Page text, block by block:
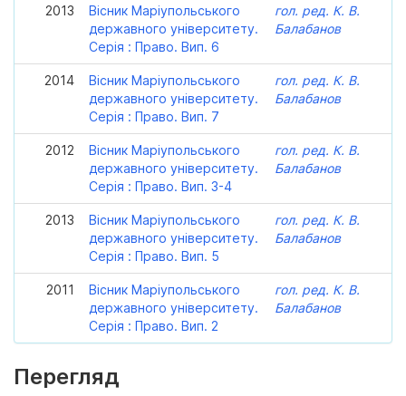
2013
Вісник Маріупольського
державного університету.
Серія : Право. Вип. 6
гол. ред. К. В.
Балабанов
2014
Вісник Маріупольського
державного університету.
Серія : Право. Вип. 7
гол. ред. К. В.
Балабанов
2012
Вісник Маріупольського
державного університету.
Серія : Право. Вип. 3-4
гол. ред. К. В.
Балабанов
2013
Вісник Маріупольського
державного університету.
Серія : Право. Вип. 5
гол. ред. К. В.
Балабанов
2011
Вісник Маріупольського
державного університету.
Серія : Право. Вип. 2
гол. ред. К. В.
Балабанов
Перегляд